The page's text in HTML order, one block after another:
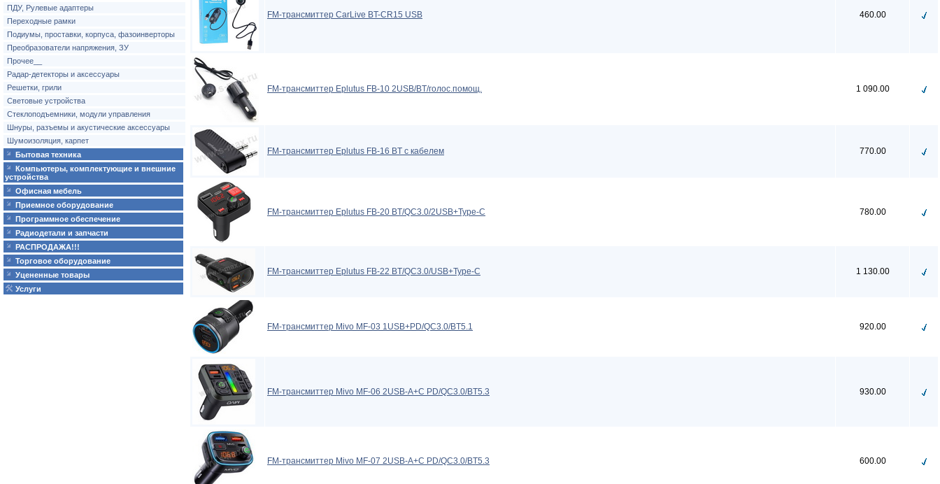
ПДУ, Рулевые адаптеры
Переходные рамки
Подиумы, проставки, корпуса, фазоинверторы
Преобразователи напряжения, ЗУ
Прочее__
Радар-детекторы и аксессуары
Решетки, грили
Световые устройства
Стеклоподъемники, модули управления
Шнуры, разъемы и акустические аксессуары
Шумоизоляция, карпет
Бытовая техника
Компьютеры, комплектующие и внешние
устройства
Офисная мебель
Приемное оборудование
Программное обеспечение
Радиодетали и запчасти
РАСПРОДАЖА!!!
Торговое оборудование
Уцененные товары
Услуги
FM-трансмиттер CarLive BT-CR15 USB 460.00
FM-трансмиттер Eplutus FB-10 2USB/BT/голос.помощ. 1 090.00
FM-трансмиттер Eplutus FB-16 BT с кабелем 770.00
FM-трансмиттер Eplutus FB-20 BT/QC3.0/2USB+Type-C 780.00
FM-трансмиттер Eplutus FB-22 BT/QC3.0/USB+Type-C 1 130.00
FM-трансмиттер Mivo MF-03 1USB+PD/QC3.0/BT5.1 920.00
FM-трансмиттер Mivo MF-06 2USB-A+C PD/QC3.0/BT5.3 930.00
FM-трансмиттер Mivo MF-07 2USB-A+C PD/QC3.0/BT5.3 600.00